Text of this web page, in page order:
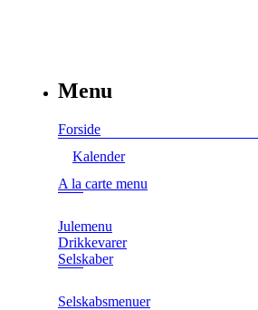
Menu
Forside
Kalender
A la carte menu
Julemenu
Drikkevarer
Selskaber
Selskabsmenuer